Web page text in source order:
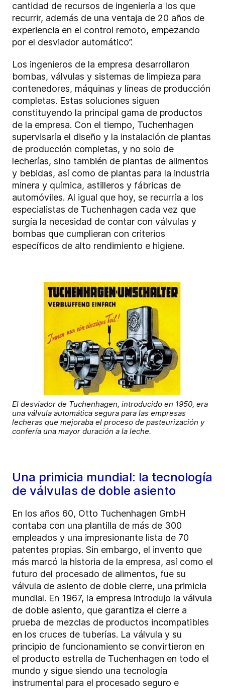
cantidad de recursos de ingeniería a los que
recurrir, además de una ventaja de 20 años de
experiencia en el control remoto, empezando
por el desviador automático”.
Los ingenieros de la empresa desarrollaron
bombas, válvulas y sistemas de limpieza para
contenedores, máquinas y líneas de producción
completas. Estas soluciones siguen
constituyendo la principal gama de productos
de la empresa. Con el tiempo, Tuchenhagen
supervisaría el diseño y la instalación de plantas
de producción completas, y no solo de
lecherías, sino también de plantas de alimentos
y bebidas, así como de plantas para la industria
minera y química, astilleros y fábricas de
automóviles. Al igual que hoy, se recurría a los
especialistas de Tuchenhagen cada vez que
surgía la necesidad de contar con válvulas y
bombas que cumplieran con criterios
específicos de alto rendimiento e higiene.
El desviador de Tuchenhagen, introducido en 1950, era
una válvula automática segura para las empresas
lecheras que mejoraba el proceso de pasteurización y
confería una mayor duración a la leche.
Una primicia mundial: la tecnología
de válvulas de doble asiento
En los años 60, Otto Tuchenhagen GmbH
contaba con una plantilla de más de 300
empleados y una impresionante lista de 70
patentes propias. Sin embargo, el invento que
más marcó la historia de la empresa, así como el
futuro del procesado de alimentos, fue su
válvula de asiento de doble cierre, una primicia
mundial. En 1967, la empresa introdujo la válvula
de doble asiento, que garantiza el cierre a
prueba de mezclas de productos incompatibles
en los cruces de tuberías. La válvula y su
principio de funcionamiento se convirtieron en
el producto estrella de Tuchenhagen en todo el
mundo y sigue siendo una tecnología
instrumental para el procesado seguro e